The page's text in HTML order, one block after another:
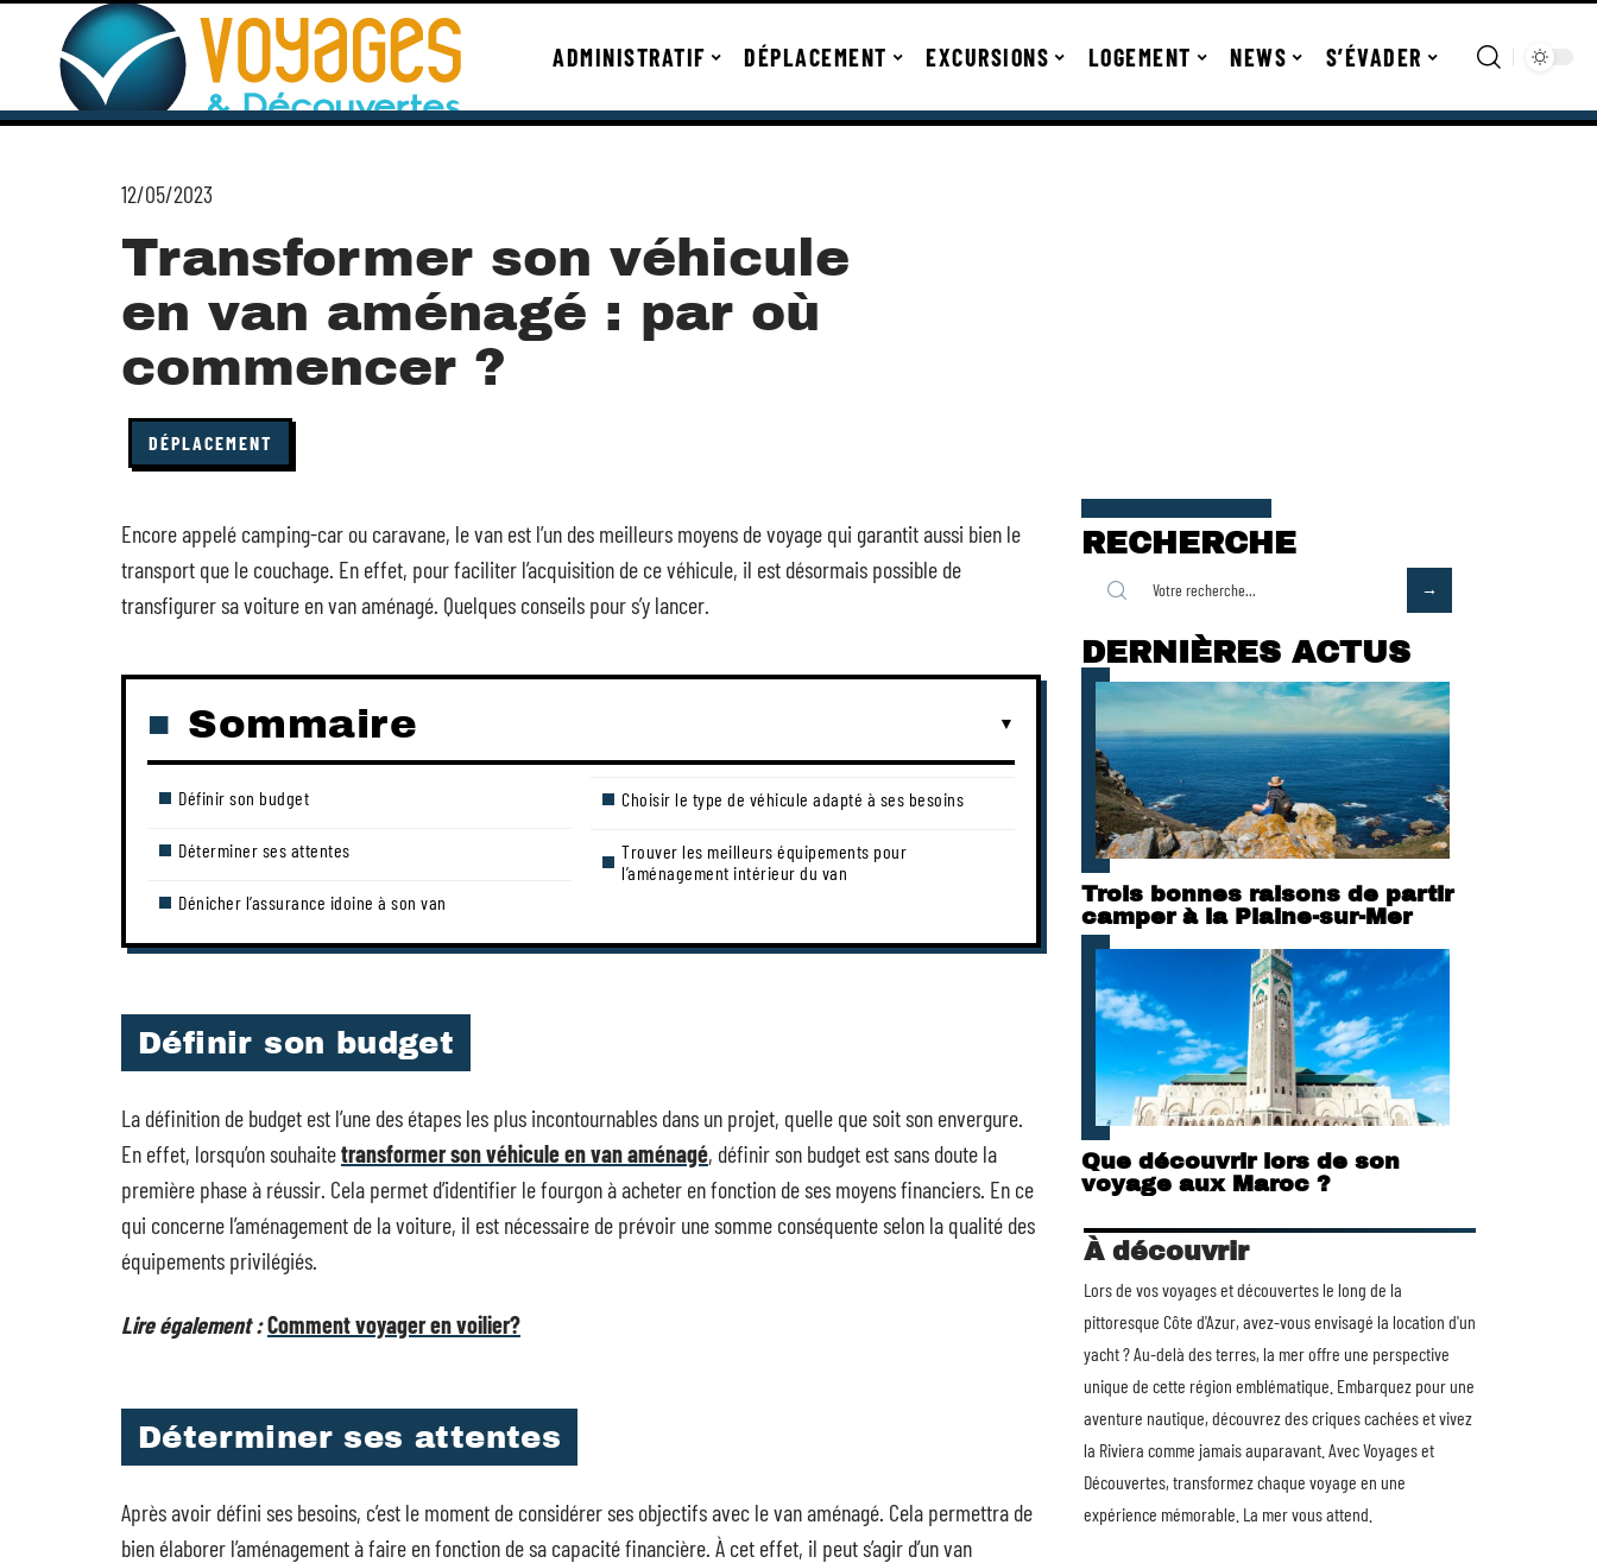
ADMINISTRATIF DÉPLACEMENT EXCURSIONS LOGEMENT NEWS S’ÉVADER
12/05/2023
Transformer son véhicule
en van aménagé : par où
commencer ?
DÉPLACEMENT
Encore appelé camping-car ou caravane, le van est l’un des meilleurs moyens de voyage qui garantit aussi bien le
transport que le couchage. En effet, pour faciliter l’acquisition de ce véhicule, il est désormais possible de
transfigurer sa voiture en van aménagé. Quelques conseils pour s’y lancer.
Sommaire
Définir son budget
Déterminer ses attentes
Dénicher l’assurance idoine à son van
Choisir le type de véhicule adapté à ses besoins
Trouver les meilleurs équipements pour
l’aménagement intérieur du van
Définir son budget
La définition de budget est l’une des étapes les plus incontournables dans un projet, quelle que soit son envergure.
En effet, lorsqu’on souhaitetransformer son véhicule en van aménagé, définir son budget est sans doute la
première phase à réussir. Cela permet d’identifier le fourgon à acheter en fonction de ses moyens financiers. En ce
qui concerne l’aménagement de la voiture, il est nécessaire de prévoir une somme conséquente selon la qualité des
équipements privilégiés.
Lire également :Comment voyager en voilier?
Déterminer ses attentes
Après avoir défini ses besoins, c’est le moment de considérer ses objectifs avec le van aménagé. Cela permettra de
bien élaborer l’aménagement à faire en fonction de sa capacité financière. À cet effet, il peut s’agir d’un van
RECHERCHE
DERNIÈRES ACTUS
Trois bonnes raisons de partir
camper à la Plaine-sur-Mer
Que découvrir lors de son
voyage aux Maroc ?
À découvrir
Lors de vos voyages et découvertes le long de la
pittoresque Côte d'Azur, avez-vous envisagé la location d'un
yacht? Au-delà des terres, la mer offre une perspective
unique de cette région emblématique. Embarquez pour une
aventure nautique, découvrez des criques cachées et vivez
la Riviera comme jamais auparavant. Avec Voyages et
Découvertes, transformez chaque voyage en une
expérience mémorable. La mer vous attend.